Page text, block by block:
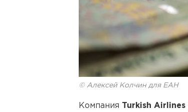
© Алексей Колчин для ЕАН
Компания Turkish Airlines